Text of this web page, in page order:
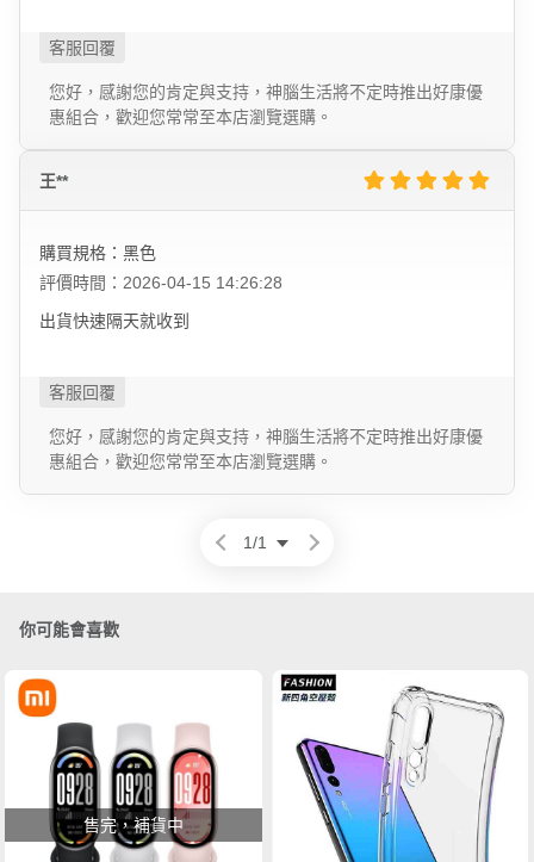
您好，感謝您的肯定與支持，神腦生活將不定時推出好康優
惠組合，歡迎您常常至本店瀏覽選購。
王**
購買規格：黑色
評價時間：2026-04-15 14:26:28
出貨快速隔天就收到
您好，感謝您的肯定與支持，神腦生活將不定時推出好康優
惠組合，歡迎您常常至本店瀏覽選購。
1/1
你可能會喜歡
售完，補貨中